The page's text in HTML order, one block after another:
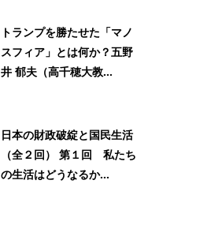
トランプを勝たせた「マノ
スフィア」とは何か？五野
井 郁夫（高千穂大教...
日本の財政破綻と国民生活
（全２回） 第１回 私たち
の生活はどうなるか...